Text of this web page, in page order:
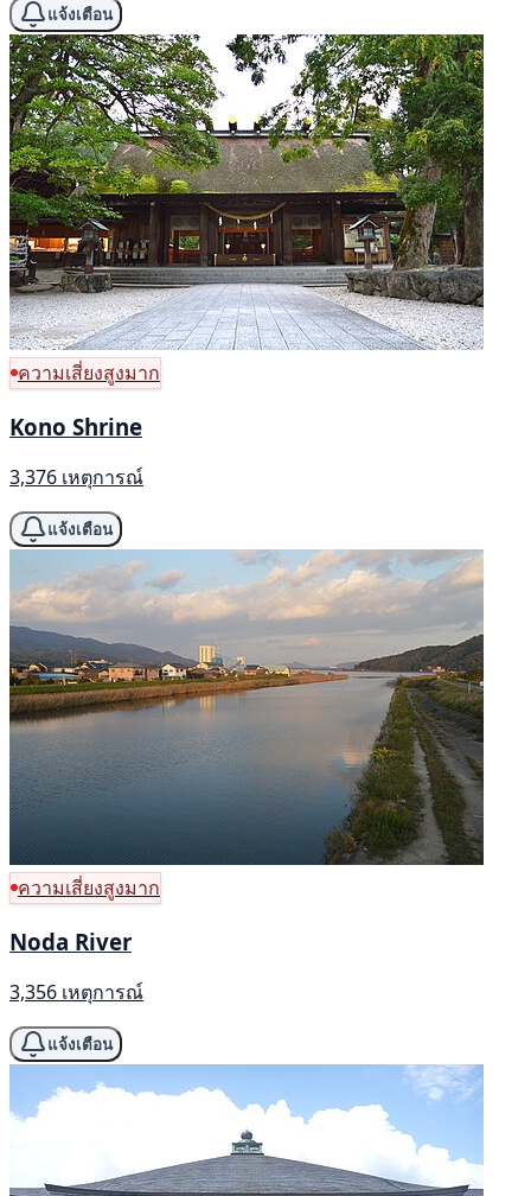
แจ้งเตือน
ความเสี่ยงสูงมาก
Kono Shrine
3,376 เหตุการณ์
แจ้งเตือน
ความเสี่ยงสูงมาก
Noda River
3,356 เหตุการณ์
แจ้งเตือน